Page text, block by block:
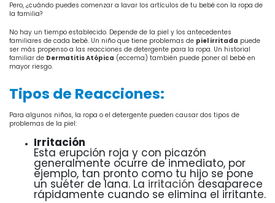
Pero, ¿cuándo puedes comenzar a lavar los artículos de tu bebé con la ropa de
la familia?
No hay un tiempo establecido. Depende de la piel y los antecedentes
familiares de cada bebé. Un niño que tiene problemas de piel irritada puede
ser más propenso a las reacciones de detergente para la ropa. Un historial
familiar de Dermatitis Atópica (eccema) también puede poner al bebé en
mayor riesgo.
Tipos de Reacciones:
Para algunos niños, la ropa o el detergente pueden causar dos tipos de
problemas de la piel:
Irritación
Esta erupción roja y con picazón
generalmente ocurre de inmediato, por
ejemplo, tan pronto como tu hijo se pone
un suéter de lana. La irritación desaparece
rápidamente cuando se elimina el irritante.